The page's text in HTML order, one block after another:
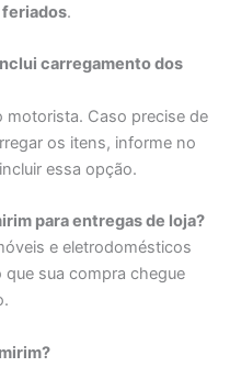
feriados.
carregamento dos
motorista. Caso precise de
os itens, informe no
essa opção.
para entregas de loja?
e eletrodomésticos
sua compra chegue